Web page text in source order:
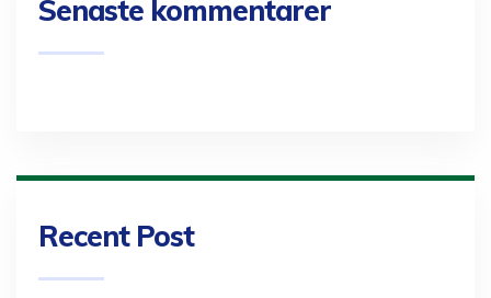
Senaste kommentarer
Recent Post